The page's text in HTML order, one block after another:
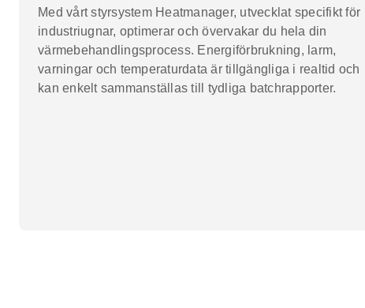
Med vårt styrsystem Heatmanager, utvecklat specifikt för
industriugnar, optimerar och övervakar du hela din
värmebehandlingsprocess. Energiförbrukning, larm,
varningar och temperaturdata är tillgängliga i realtid och
kan enkelt sammanställas till tydliga batchrapporter.